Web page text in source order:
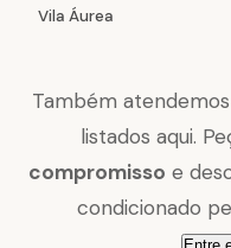
Vila Áurea
Também
listados aqui.
compromisso e
condicionado